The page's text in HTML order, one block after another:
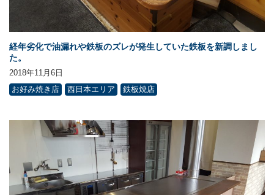
経年劣化で油漏れや鉄板のズレが発生していた鉄板を新調しまし
た。
2018年11月6日
お好み焼き店
西日本エリア 鉄板焼店